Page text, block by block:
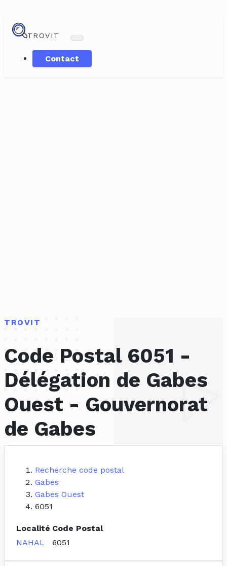
TROVIT
Contact
TROVIT
Code Postal 6051 -
Délégation de Gabes
Ouest - Gouvernorat
de Gabes
Recherche code postal
Gabes
Gabes Ouest
6051
Localité Code Postal
NAHAL
6051